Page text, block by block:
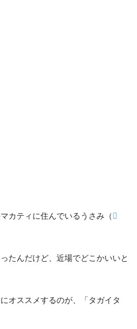
カティに住んでいるうさみ（
たんだけど、近場でどこかいいと
オススメするのが、「タガイタ